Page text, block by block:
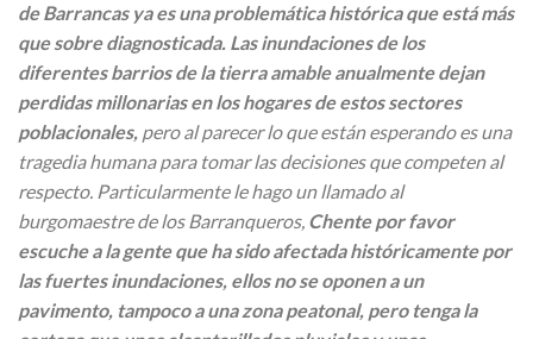
de Barrancas ya es una problemática histórica que está más
que sobre diagnosticada. Las inundaciones de los
diferentes barrios de la tierra amable anualmente dejan
perdidas millonarias en los hogares de estos sectores
poblacionales, pero al parecer lo que están esperando es una
tragedia humana para tomar las decisiones que competen al
respecto. Particularmente le hago un llamado al
burgomaestre de los Barranqueros, Chente por favor
escuche a la gente que ha sido afectada históricamente por
las fuertes inundaciones, ellos no se oponen a un
pavimento, tampoco a una zona peatonal, pero tenga la